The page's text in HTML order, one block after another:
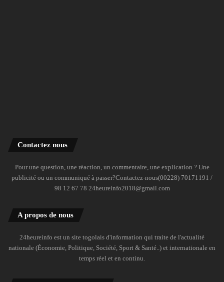
Contactez nous
Pour une question, une réaction, un commentaire, une explication ? Une
publicité ou un communiqué à passer?Contactez-nous(00228) 70171191 /
98 12 67 78 24heureinfo2018@gmail.com
A propos de nous
24heureinfo est un site togolais d'information qui traite de l'actualité
nationale (Économie, Politique, Société, Sport & Santé..) et internationale en
temps réel et en continu.